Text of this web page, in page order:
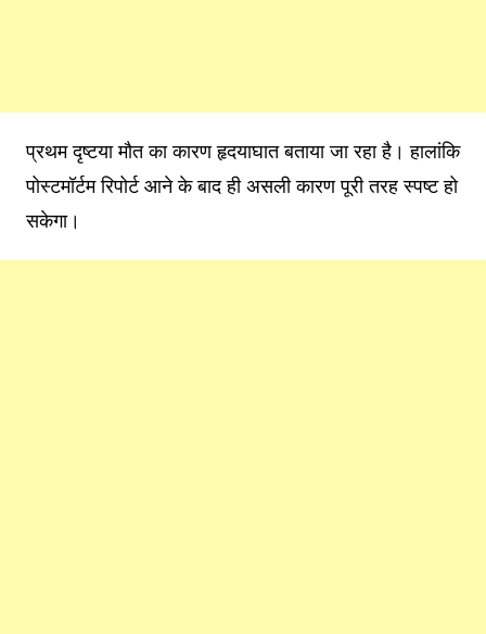
प्रथम दृष्टया मौत का कारण हृदयाघात बताया जा रहा है। हालांकि
पोस्टमॉर्टम रिपोर्ट आने के बाद ही असली कारण पूरी तरह स्पष्ट हो
सकेगा।